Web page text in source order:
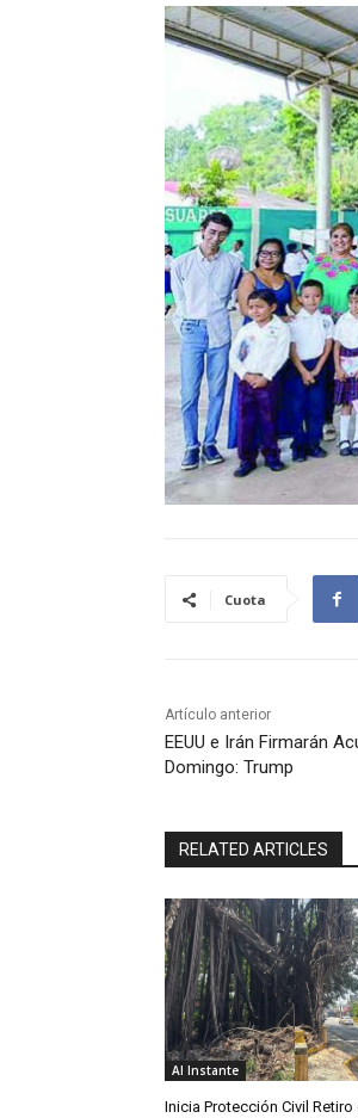
Cuota
Artículo anterior
EEUU e Irán Firmarán
Domingo: Trump
RELATED ARTICLES
Al Instante
Inicia Protección Civil Retiro